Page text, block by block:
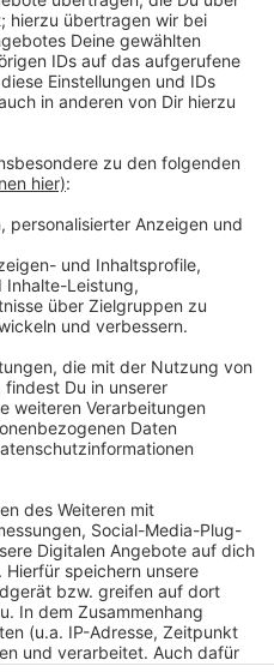
die Termine vom
werden die
die Biotonnen in den
im Bezirk 2
Tonnen erfolgt im
die Termine von Freitag
Restmülltonnen im
Bezirken 1 und 10 sowie
geleert. Die Abfuhr der
7.